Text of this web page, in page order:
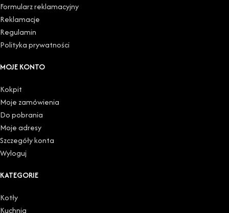
Formularz reklamacyjny
Reklamacje
Regulamin
Polityka prywatności
MOJE KONTO
Kokpit
Moje zamówienia
Do pobrania
Moje adresy
Szczegóły konta
Wyloguj
KATEGORIE
Kotły
Kuchnia